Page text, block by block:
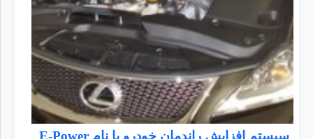
سیستم افزایش راندمان خودرو با نام E-Power